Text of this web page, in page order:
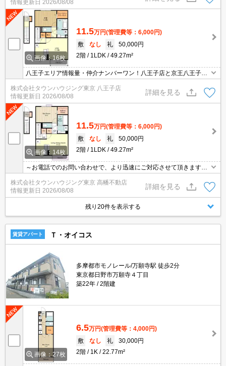
情報更新日 2026/08/08
画像：16枚
11.5万円(管理費等：6,000円)
敷
なし 礼
50,000円
2階
1LDK 49.27m²
八王子エリア情報量・仲介ナンバーワン！八王子店と京王八王子店
２店舗どちらでもご対応可能！
株式会社タウンハウジング東京 八王子店
情報更新日 2026/08/08
詳細を見る
画像：14枚
11.5万円(管理費等：6,000円)
敷
なし 礼
50,000円
2階
1LDK 49.27m²
～お電話でのお問い合わせで、より迅速にご対応させて頂きます～
地域密着タウンハウジングまで～
株式会社タウンハウジング東京 高幡不動店
情報更新日 2026/08/08
詳細を見る
残り20件を表示する
賃貸アパート Ｔ・オイコス
多摩都市モノレール/万願寺駅 徒歩2分
東京都日野市万願寺４丁目
築22年
2階建
画像：27枚
6.5万円(管理費等：4,000円)
敷
なし 礼
30,000円
2階
1K 22.77m²